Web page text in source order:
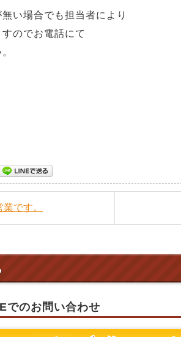
い場合でも担当者により
のでお電話にて
です。
でのお問い合わせ